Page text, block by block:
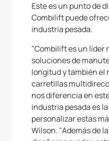
Este es un punto de
Combilift puede
industria pesada.
"Combilift es un líder
soluciones de
longitud y también el
carretillas
nos diferencia en
industria pesada es
personalizar estas
Wilson. "Además de